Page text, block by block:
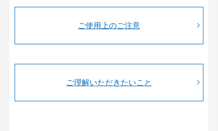
ご使用上のご注意
ご理解いただきたいこと